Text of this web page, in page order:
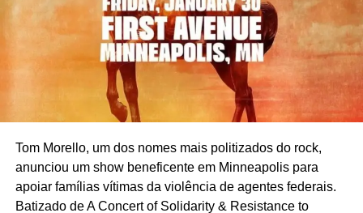
Tom Morello, um dos nomes mais politizados do rock,
anunciou um show beneficente em Minneapolis para
apoiar famílias vítimas da violência de agentes federais.
Batizado de A Concert of Solidarity & Resistance to